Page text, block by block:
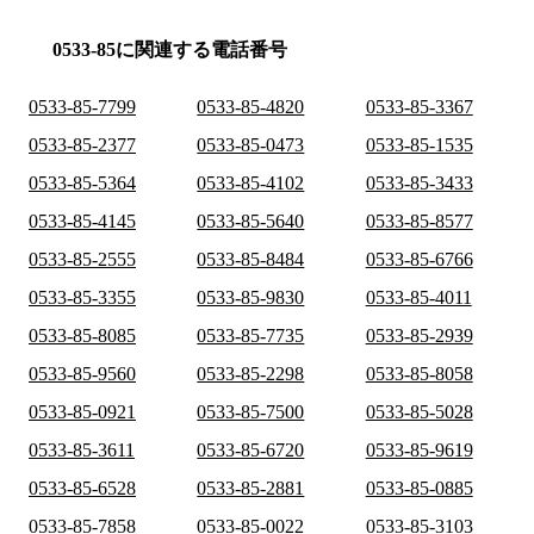
0533-85に関連する電話番号
0533-85-7799 0533-85-4820
0533-85-3367
0533-85-2377
0533-85-0473
0533-85-1535
0533-85-5364
0533-85-4102
0533-85-3433
0533-85-4145
0533-85-5640
0533-85-8577
0533-85-2555
0533-85-8484
0533-85-6766
0533-85-3355
0533-85-9830
0533-85-4011
0533-85-8085
0533-85-7735
0533-85-2939
0533-85-9560
0533-85-2298
0533-85-8058
0533-85-0921
0533-85-7500
0533-85-5028
0533-85-3611
0533-85-6720
0533-85-9619
0533-85-6528
0533-85-2881
0533-85-0885
0533-85-7858
0533-85-0022 0533-85-3103